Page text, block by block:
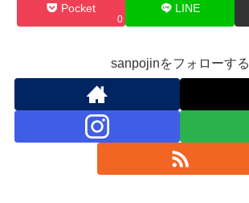
Pocket
0
LINE
sanpojinをフォローする